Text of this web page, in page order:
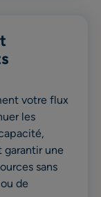
votre flux
les
garantir une
sans
de